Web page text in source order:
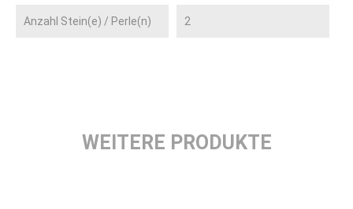
Anzahl Stein(e) / Perle(n) 2
WEITERE PRODUKTE